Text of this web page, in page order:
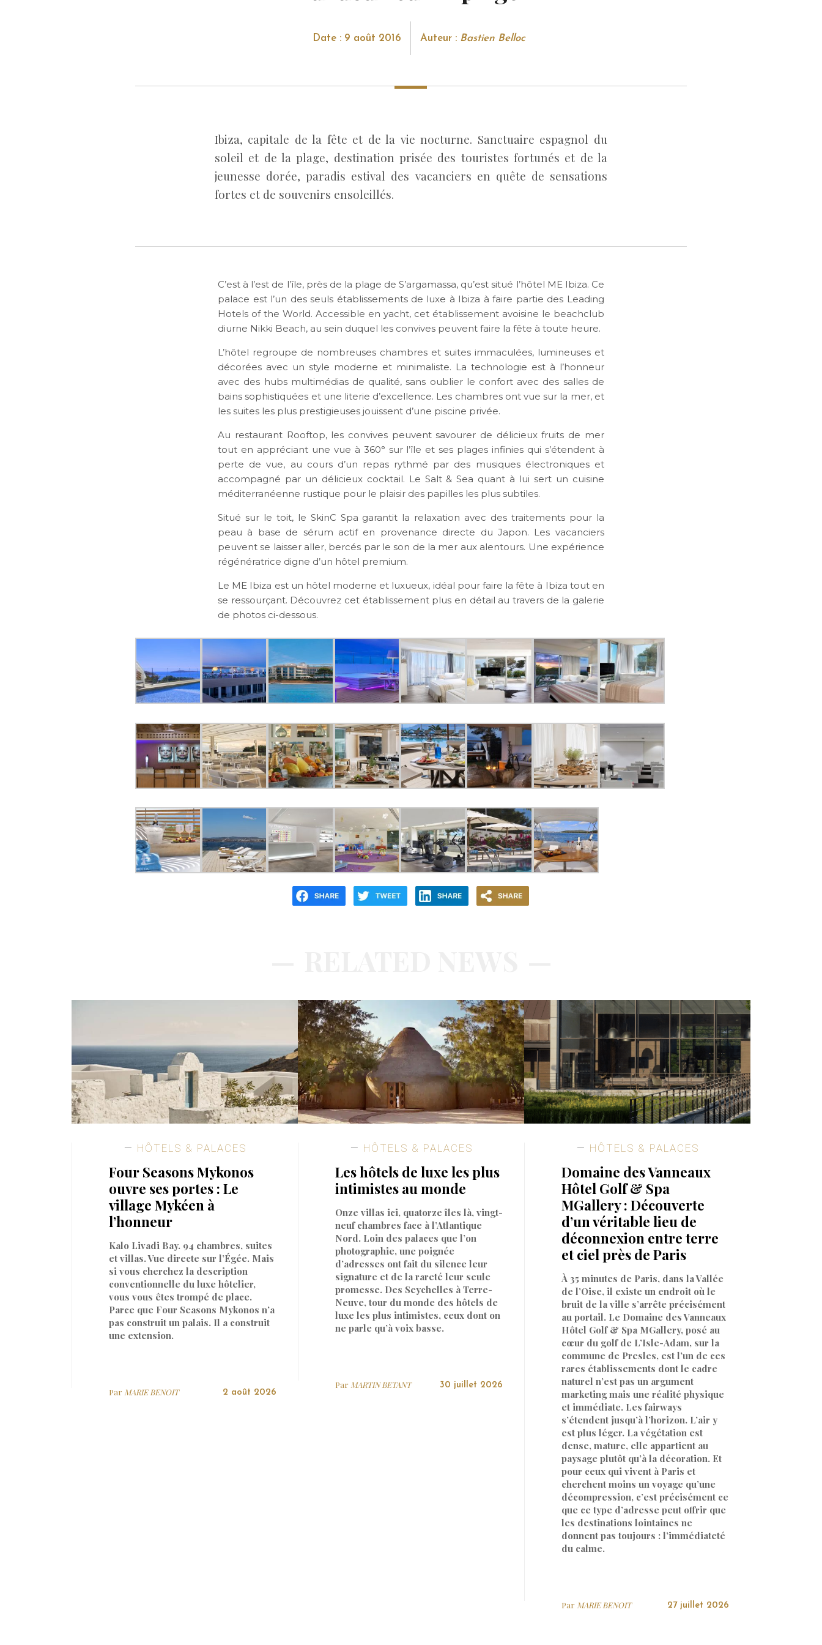
Date : 9 août 2016 Auteur : Bastien Belloc
Ibiza, capitale de la fête et de la vie nocturne. Sanctuaire espagnol du
soleil et de la plage, destination prisée des touristes fortunés et de la
jeunesse dorée, paradis estival des vacanciers en quête de sensations
fortes et de souvenirs ensoleillés.
C’est à l’est de l’île, près de la plage de S’argamassa, qu’est situé l’hôtel ME Ibiza. Ce
palace est l’un des seuls établissements de luxe à Ibiza à faire partie des Leading
Hotels of the World. Accessible en yacht, cet établissement avoisine le beachclub
diurne Nikki Beach, au sein duquel les convives peuvent faire la fête à toute heure.
L’hôtel regroupe de nombreuses chambres et suites immaculées, lumineuses et
décorées avec un style moderne et minimaliste. La technologie est à l’honneur
avec des hubs multimédias de qualité, sans oublier le confort avec des salles de
bains sophistiquées et une literie d’excellence. Les chambres ont vue sur la mer, et
les suites les plus prestigieuses jouissent d’une piscine privée.
Au restaurant Rooftop, les convives peuvent savourer de délicieux fruits de mer
tout en appréciant une vue à 360° sur l’île et ses plages infinies qui s’étendent à
perte de vue, au cours d’un repas rythmé par des musiques électroniques et
accompagné par un délicieux cocktail. Le Salt & Sea quant à lui sert un cuisine
méditerranéenne rustique pour le plaisir des papilles les plus subtiles.
Situé sur le toit, le SkinC Spa garantit la relaxation avec des traitements pour la
peau à base de sérum actif en provenance directe du Japon. Les vacanciers
peuvent se laisser aller, bercés par le son de la mer aux alentours. Une expérience
régénératrice digne d’un hôtel premium.
Le ME Ibiza est un hôtel moderne et luxueux, idéal pour faire la fête à Ibiza tout en
se ressourçant. Découvrez cet établissement plus en détail au travers de la galerie
de photos ci-dessous.
HÔTELS & PALACES
Four Seasons Mykonos
ouvre ses portes : Le
village Mykéen à
l’honneur
Kalo Livadi Bay. 94 chambres, suites
et villas. Vue directe sur l’Égée. Mais
si vous cherchez la description
conventionnelle du luxe hôtelier,
vous vous êtes trompé de place.
Parce que Four Seasons Mykonos n’a
pas construit un palais. Il a construit
une extension.
Par MARIE BENOIT 2 août 2026
HÔTELS & PALACES
Les hôtels de luxe les plus
intimistes au monde
Onze villas ici, quatorze îles là, vingt-
neuf chambres face à l’Atlantique
Nord. Loin des palaces que l’on
photographie, une poignée
d’adresses ont fait du silence leur
signature et de la rareté leur seule
promesse. Des Seychelles à Terre-
Neuve, tour du monde des hôtels de
luxe les plus intimistes, ceux dont on
ne parle qu’à voix basse.
Par MARTIN BETANT 30 juillet 2026
HÔTELS & PALACES
Domaine des Vanneaux
Hôtel Golf & Spa
MGallery : Découverte
d’un véritable lieu de
déconnexion entre terre
et ciel près de Paris
À 35 minutes de Paris, dans la Vallée
de l’Oise, il existe un endroit où le
bruit de la ville s’arrête précisément
au portail. Le Domaine des Vanneaux
Hôtel Golf & Spa MGallery, posé au
cœur du golf de L’Isle-Adam, sur la
commune de Presles, est l’un de ces
rares établissements dont le cadre
naturel n’est pas un argument
marketing mais une réalité physique
et immédiate. Les fairways
s’étendent jusqu’à l’horizon. L’air y
est plus léger. La végétation est
dense, mature, elle appartient au
paysage plutôt qu’à la décoration. Et
pour ceux qui vivent à Paris et
cherchent moins un voyage qu’une
décompression, c’est précisément ce
que ce type d’adresse peut offrir que
les destinations lointaines ne
donnent pas toujours : l’immédiateté
du calme.
Par MARIE BENOIT 27 juillet 2026